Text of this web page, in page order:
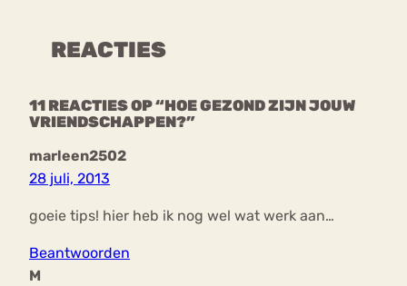
REACTIES
11 REACTIES OP “HOE GEZOND ZIJN JOUW
VRIENDSCHAPPEN?”
marleen2502
28 juli, 2013
goeie tips! hier heb ik nog wel wat werk aan…
Beantwoorden
M